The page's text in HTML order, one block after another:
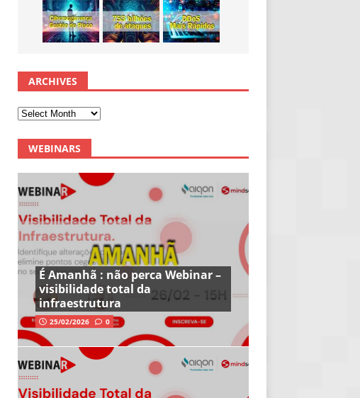
ARCHIVES
WEBINARS
É Amanhã : não perca Webinar –
visibilidade total da
infraestrutura
25/02/2026 0